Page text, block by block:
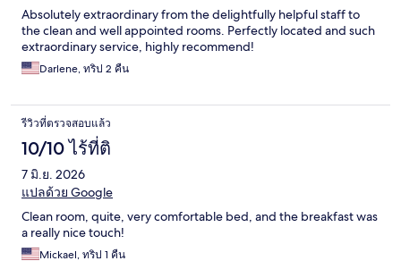
Absolutely extraordinary from the delightfully helpful staff to
the clean and well appointed rooms. Perfectly located and such
extraordinary service, highly recommend!
Darlene, ทริป 2 คืน
รีวิวที่ตรวจสอบแล้ว
10/10 ไร้ที่ติ
7 มิ.ย. 2026
แปลด้วย Google
Clean room, quite, very comfortable bed, and the breakfast was
a really nice touch!
Mickael, ทริป 1 คืน